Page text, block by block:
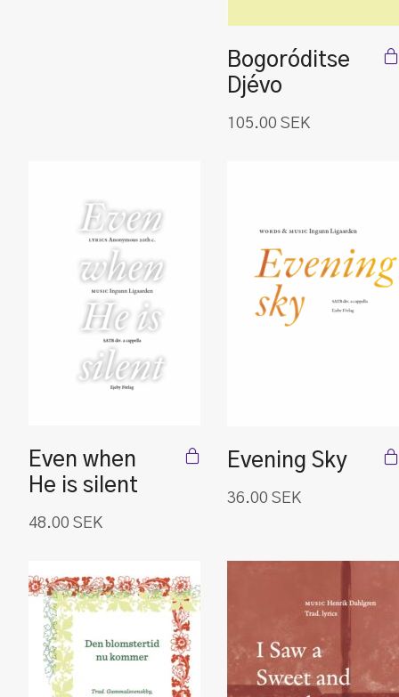
Bogoróditse
Djévo
105.00 SEK
Even when
He is silent
48.00 SEK
Evening Sky
36.00 SEK